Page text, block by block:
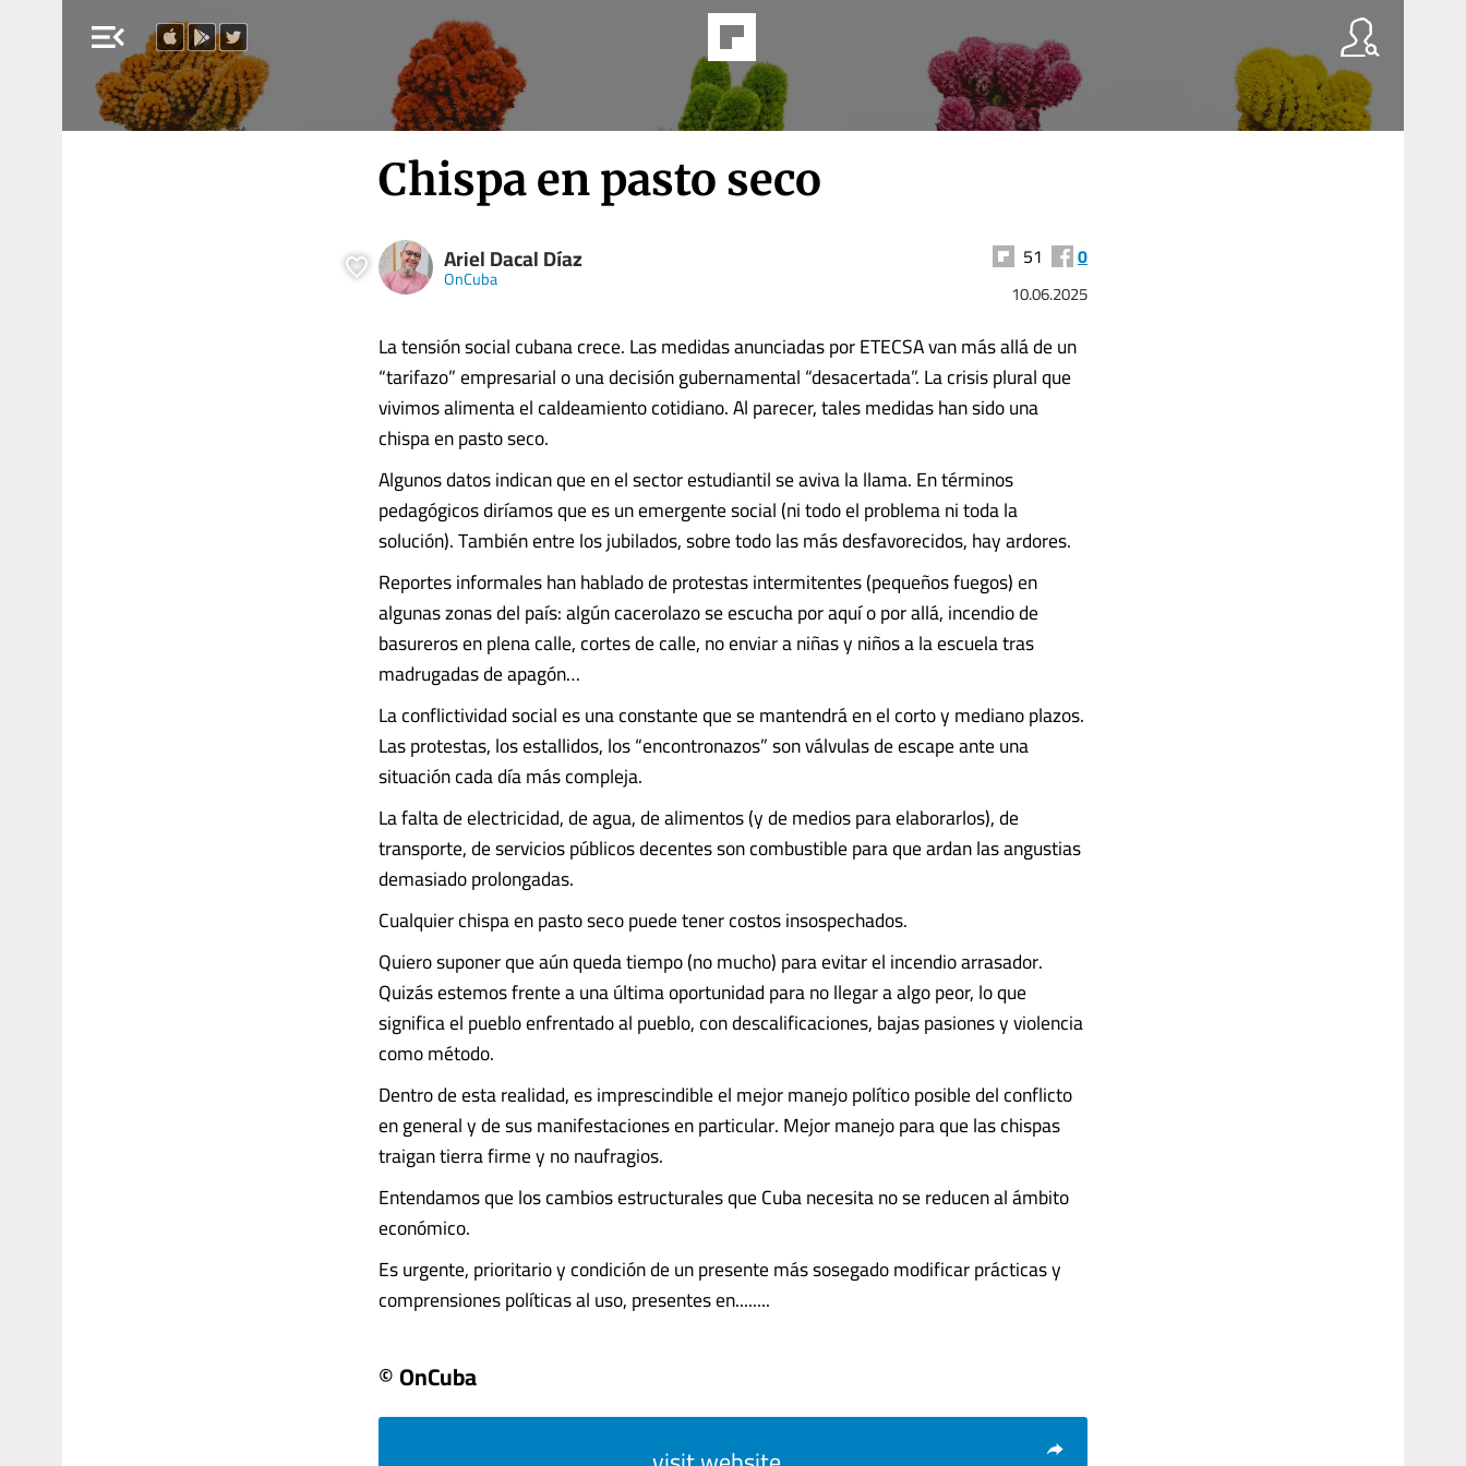
menu_open
Chispa en pasto seco
Ariel Dacal Díaz
OnCuba
51 0
10.06.2025
La tensión social cubana crece. Las medidas anunciadas por ETECSA van más allá de un
“tarifazo” empresarial o una decisión gubernamental “desacertada”. La crisis plural que
vivimos alimenta el caldeamiento cotidiano. Al parecer, tales medidas han sido una
chispa en pasto seco.
Algunos datos indican que en el sector estudiantil se aviva la llama. En términos
pedagógicos diríamos que es un emergente social (ni todo el problema ni toda la
solución). También entre los jubilados, sobre todo las más desfavorecidos, hay ardores.
Reportes informales han hablado de protestas intermitentes (pequeños fuegos) en
algunas zonas del país: algún cacerolazo se escucha por aquí o por allá, incendio de
basureros en plena calle, cortes de calle, no enviar a niñas y niños a la escuela tras
madrugadas de apagón…
La conflictividad social es una constante que se mantendrá en el corto y mediano plazos.
Las protestas, los estallidos, los “encontronazos” son válvulas de escape ante una
situación cada día más compleja.
La falta de electricidad, de agua, de alimentos (y de medios para elaborarlos), de
transporte, de servicios públicos decentes son combustible para que ardan las angustias
demasiado prolongadas.
Cualquier chispa en pasto seco puede tener costos insospechados.
Quiero suponer que aún queda tiempo (no mucho) para evitar el incendio arrasador.
Quizás estemos frente a una última oportunidad para no llegar a algo peor, lo que
significa el pueblo enfrentado al pueblo, con descalificaciones, bajas pasiones y violencia
como método.
Dentro de esta realidad, es imprescindible el mejor manejo político posible del conflicto
en general y de sus manifestaciones en particular. Mejor manejo para que las chispas
traigan tierra firme y no naufragios.
Entendamos que los cambios estructurales que Cuba necesita no se reducen al ámbito
económico.
Es urgente, prioritario y condición de un presente más sosegado modificar prácticas y
comprensiones políticas al uso, presentes en........
© OnCuba